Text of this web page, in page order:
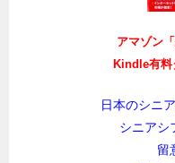
アマゾン
Kindle有料
日本のシニ
シニアシ
留